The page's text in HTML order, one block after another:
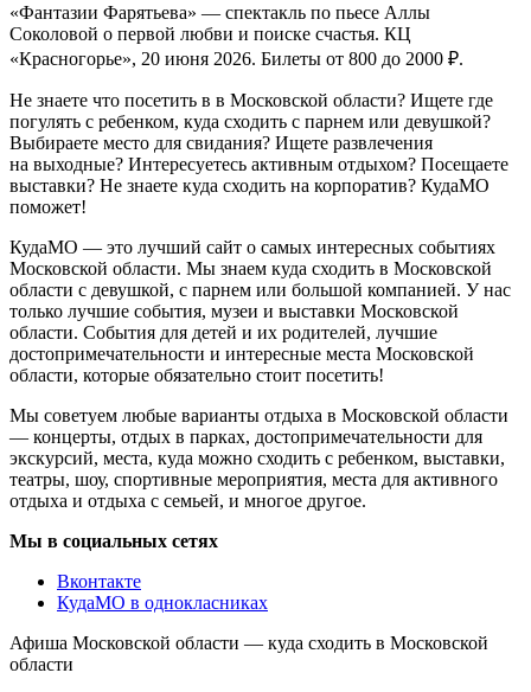
«Фантазии Фарятьева» — спектакль по пьесе Аллы
Соколовой о первой любви и поиске счастья. КЦ
«Красногорье», 20 июня 2026. Билеты от 800 до 2000 ₽.
Не знаете что посетить в в Московской области? Ищете где
погулять с ребенком, куда сходить с парнем или девушкой?
Выбираете место для свидания? Ищете развлечения
на выходные? Интересуетесь активным отдыхом? Посещаете
выставки? Не знаете куда сходить на корпоратив? КудаМО
поможет!
КудаМО — это лучший сайт о самых интересных событиях
Московской области. Мы знаем куда сходить в Московской
области с девушкой, с парнем или большой компанией. У нас
только лучшие события, музеи и выставки Московской
области. События для детей и их родителей, лучшие
достопримечательности и интересные места Московской
области, которые обязательно стоит посетить!
Мы советуем любые варианты отдыха в Московской области
— концерты, отдых в парках, достопримечательности для
экскурсий, места, куда можно сходить с ребенком, выставки,
театры, шоу, спортивные мероприятия, места для активного
отдыха и отдыха с семьей, и многое другое.
Мы в социальных сетях
Вконтакте
КудаМО в однокласниках
Афиша Московской области — куда сходить в Московской
области